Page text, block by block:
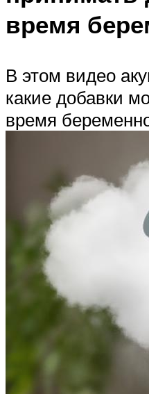
время
В этом видео
какие добавки
время